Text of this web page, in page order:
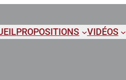
PROPOSITIONS VIDÉOS